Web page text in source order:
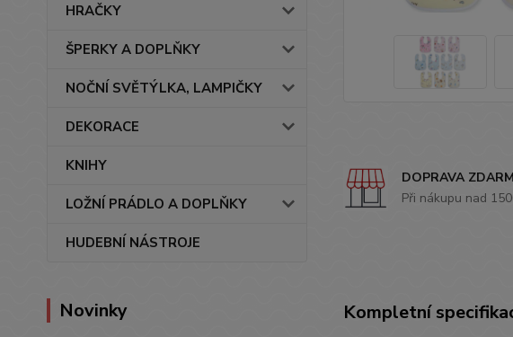
HRAČKY
ŠPERKY A DOPLŇKY
NOČNÍ SVĚTÝLKA, LAMPIČKY
DEKORACE
KNIHY
LOŽNÍ PRÁDLO A DOPLŇKY
HUDEBNÍ NÁSTROJE
Novinky
DOPRAVA
Při nákupu nad
Kompletní